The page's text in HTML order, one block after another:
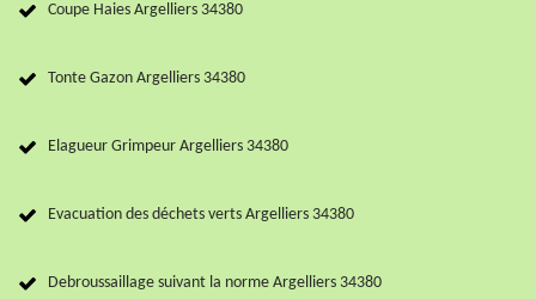
Coupe Haies Argelliers 34380
Tonte Gazon Argelliers 34380
Elagueur Grimpeur Argelliers 34380
Evacuation des déchets verts Argelliers 34380
Debroussaillage suivant la norme Argelliers 34380